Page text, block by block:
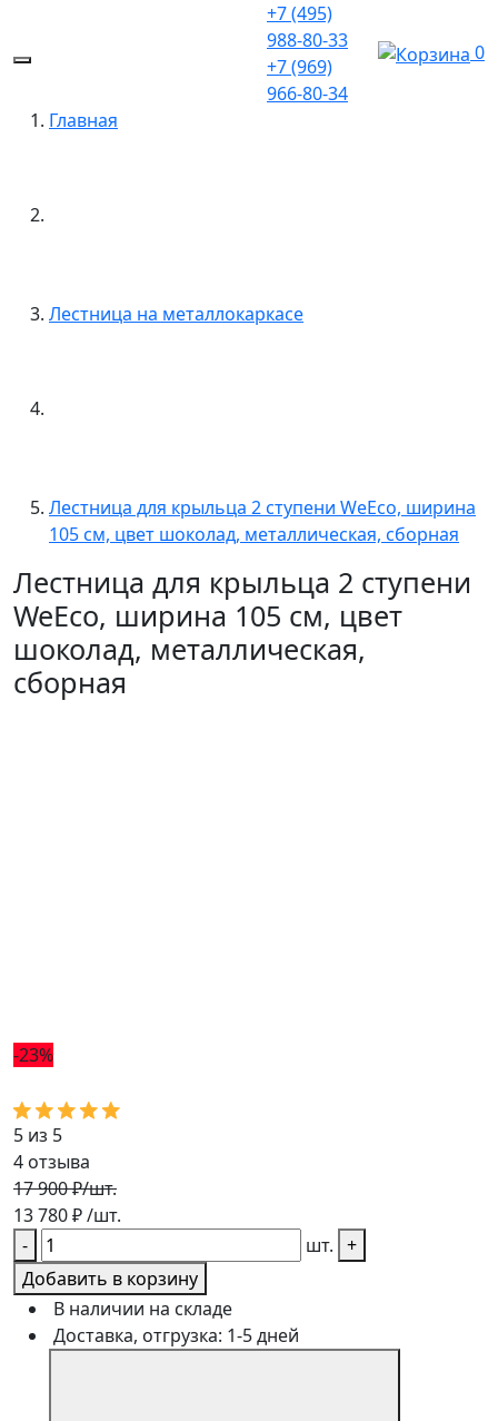
+7 (495)
988-80-33
+7 (969)
966-80-34
0
Главная
Лестница на металлокаркасе
Лестница для крыльца 2 ступени WeEco, ширина
105 см, цвет шоколад, металлическая, cборная
Лестница для крыльца 2 ступени
WeEco, ширина 105 см, цвет
шоколад, металлическая,
cборная
-23%
5 из 5
4 отзыва
17 900 ₽/шт.
13 780₽/шт.
-
шт. +
Добавить в корзину
В наличии на складе
Доставка, отгрузка: 1-5 дней